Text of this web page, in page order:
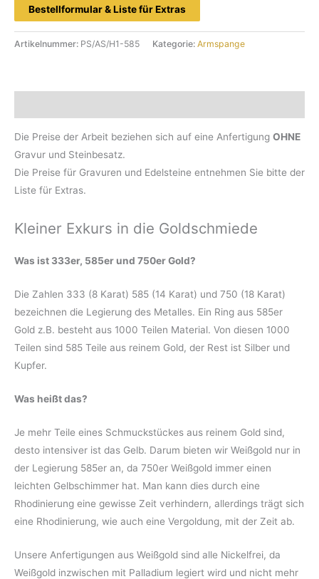
Bestellformular & Liste für Extras
Artikelnummer: PS/AS/H1-585 Kategorie: Armspange
Die Preise der Arbeit beziehen sich auf eine Anfertigung OHNE
Gravur und Steinbesatz.
Die Preise für Gravuren und Edelsteine entnehmen Sie bitte der
Liste für Extras.
Kleiner Exkurs in die Goldschmiede
Was ist 333er, 585er und 750er Gold?
Die Zahlen 333 (8 Karat) 585 (14 Karat) und 750 (18 Karat)
bezeichnen die Legierung des Metalles. Ein Ring aus 585er
Gold z.B. besteht aus 1000 Teilen Material. Von diesen 1000
Teilen sind 585 Teile aus reinem Gold, der Rest ist Silber und
Kupfer.
Was heißt das?
Je mehr Teile eines Schmuckstückes aus reinem Gold sind,
desto intensiver ist das Gelb. Darum bieten wir Weißgold nur in
der Legierung 585er an, da 750er Weißgold immer einen
leichten Gelbschimmer hat. Man kann dies durch eine
Rhodinierung eine gewisse Zeit verhindern, allerdings trägt sich
eine Rhodinierung, wie auch eine Vergoldung, mit der Zeit ab.
Unsere Anfertigungen aus Weißgold sind alle Nickelfrei, da
Weißgold inzwischen mit Palladium legiert wird und nicht mehr